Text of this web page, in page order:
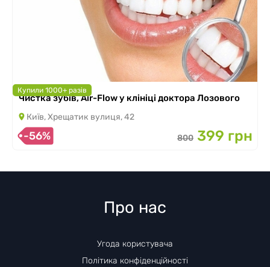
Купили 1000+ разів
Чистка зубів, Air-Flow у клініці доктора Лозового
Київ, Хрещатик вулиця, 42
-56% 800 399 грн
Про нас
Угода користувача
Політика конфіденційності